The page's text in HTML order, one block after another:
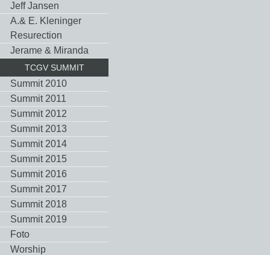
Jeff Jansen
A.& E. Kleninger
Resurection
Jerame & Miranda
TCGV SUMMIT
Summit 2010
Summit 2011
Summit 2012
Summit 2013
Summit 2014
Summit 2015
Summit 2016
Summit 2017
Summit 2018
Summit 2019
Foto
Worship